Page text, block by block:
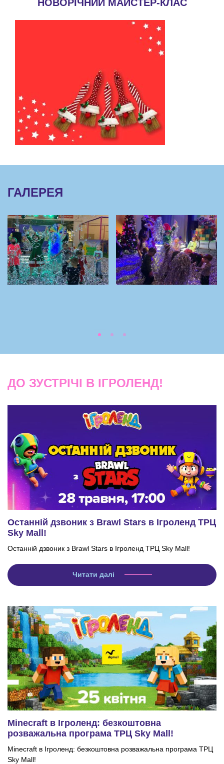
НОВОРІЧНИЙ МАЙСТЕР-КЛАС
ГАЛЕРЕЯ
ДО ЗУСТРІЧІ В ІГРОЛЕНД!
Останній дзвоник з Brawl Stars в Ігроленд ТРЦ
Sky Mall!
Останній дзвоник з Brawl Stars в Ігроленд ТРЦ Sky Mall!
Читати далі
Minecraft в Ігроленд: безкоштовна
розважальна програма ТРЦ Sky Mall!
Minecraft в Ігроленд: безкоштовна розважальна програма ТРЦ
Sky Mall!